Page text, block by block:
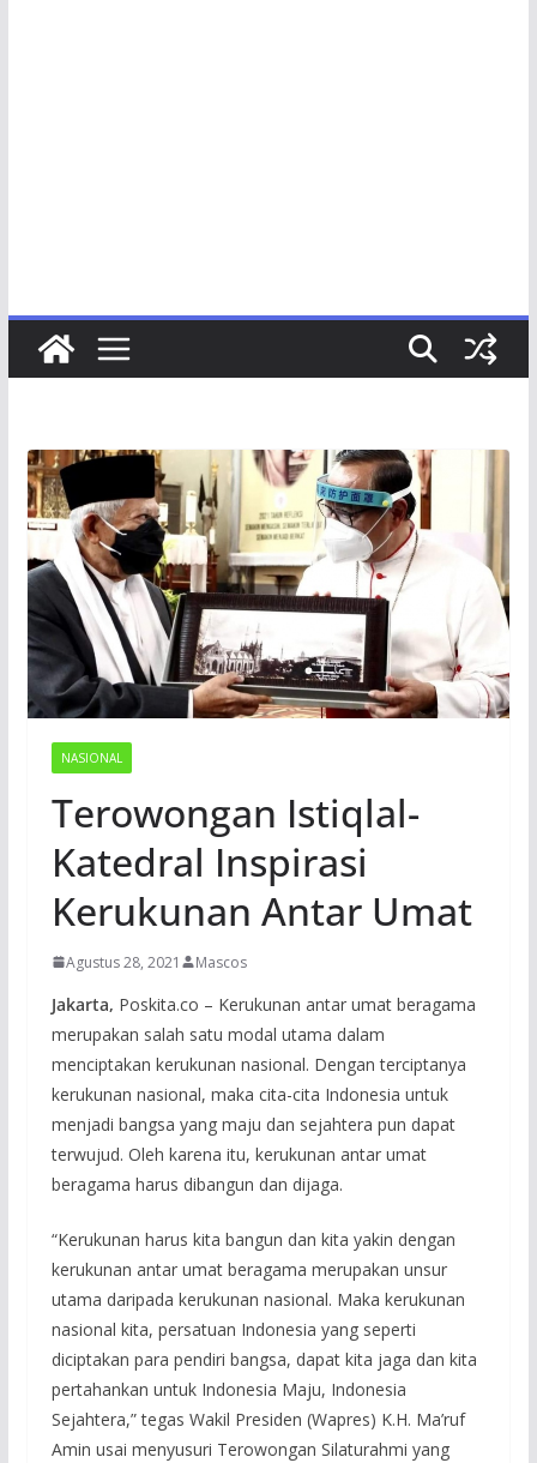
NASIONAL
Terowongan Istiqlal-
Katedral Inspirasi
Kerukunan Antar Umat
Agustus 28, 2021 Mascos
Jakarta, Poskita.co – Kerukunan antar umat beragama
merupakan salah satu modal utama dalam
menciptakan kerukunan nasional. Dengan terciptanya
kerukunan nasional, maka cita-cita Indonesia untuk
menjadi bangsa yang maju dan sejahtera pun dapat
terwujud. Oleh karena itu, kerukunan antar umat
beragama harus dibangun dan dijaga.
“Kerukunan harus kita bangun dan kita yakin dengan
kerukunan antar umat beragama merupakan unsur
utama daripada kerukunan nasional. Maka kerukunan
nasional kita, persatuan Indonesia yang seperti
diciptakan para pendiri bangsa, dapat kita jaga dan kita
pertahankan untuk Indonesia Maju, Indonesia
Sejahtera,” tegas Wakil Presiden (Wapres) K.H. Ma’ruf
Amin usai menyusuri Terowongan Silaturahmi yang